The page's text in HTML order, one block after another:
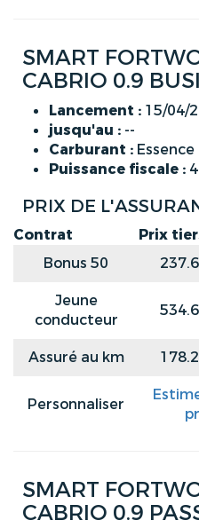
SMART
CABRIO 0.9
Lancement : 15/04/
jusqu'au : --
Carburant : Essence
Puissance fiscale : 4
PRIX DE
Contrat Prix
Bonus 50
Jeune
conducteur
Assuré au km
Personnaliser
SMART
CABRIO 0.9